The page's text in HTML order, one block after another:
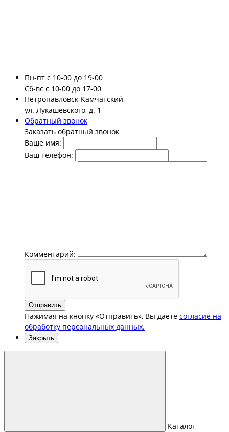
Пн-пт с 10-00 до 19-00
Сб-вс с 10-00 до 17-00
Петропавловск-Камчатский,
ул. Лукашевского, д. 1
Обратный звонок
Заказать обратный звонок
Ваше имя:
Ваш телефон:
Комментарий:
Отправить
Нажимая на кнопку «Отправить», Вы даете согласие на
обработку персональных данных.
Закрыть
Каталог